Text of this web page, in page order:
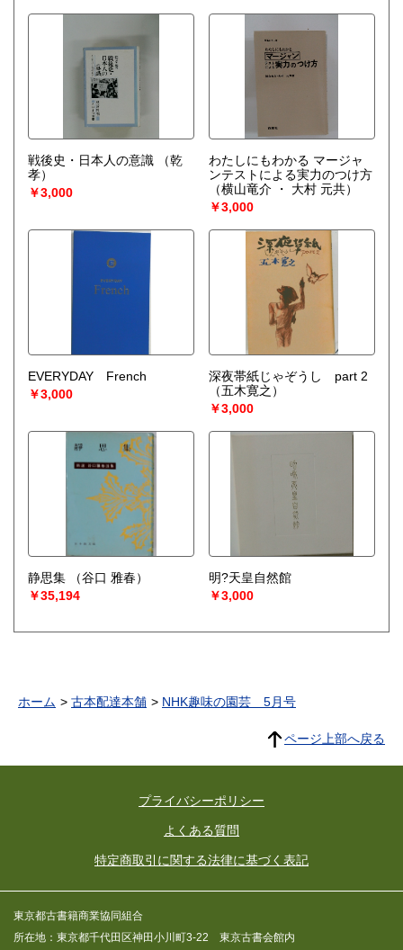
戦後史・日本人の意識
（乾
孝）
￥3,000
わたしにもわかる マージャ
ンテストによる実力のつけ方
（横山竜介 ・ 大村 元共）
￥3,000
EVERYDAY French
￥3,000
深夜帯紙じゃぞうし part 2
（五木寛之）
￥3,000
静思集
（谷口 雅春）
￥35,194
明?天皇自然館
￥3,000
ホーム 古本配達本舗 NHK趣味の園芸 5月号
ページ上部へ戻る
プライバシーポリシー
よくある質問
特定商取引に関する法律に基づく表記
東京都古書籍商業協同組合
所在地：東京都千代田区神田小川町3-22 東京古書会館内